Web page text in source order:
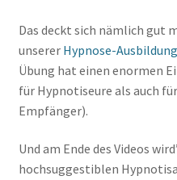
Das deckt sich nämlich gut
unserer Hypnose-Ausbildung
Übung hat einen enormen
für Hypnotiseure als auch
Empfänger).
Und am Ende des Videos
hochsuggestiblen